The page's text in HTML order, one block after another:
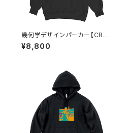
幾何学デザインパーカー【CRO
SSJAM】
¥8,800